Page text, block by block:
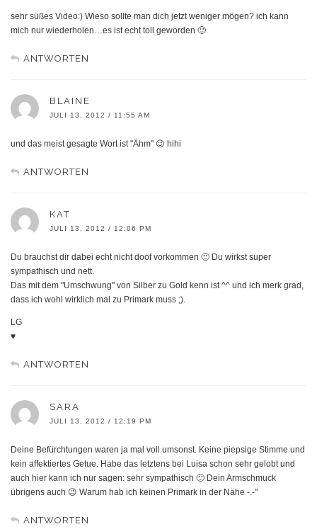
sehr süßes Video:) Wieso sollte man dich jetzt weniger mögen? ich kann
mich nur wiederholen…es ist echt toll geworden 🙂
ANTWORTEN
BLAINE
JULI 13, 2012 / 11:55 AM
und das meist gesagte Wort ist "Ähm" 😉 hihi
ANTWORTEN
KAT
JULI 13, 2012 / 12:06 PM
Du brauchst dir dabei echt nicht doof vorkommen 🙂 Du wirkst super
sympathisch und nett.
Das mit dem "Umschwung" von Silber zu Gold kenn ist ^^ und ich merk grad,
dass ich wohl wirklich mal zu Primark muss ;).
LG
♥
ANTWORTEN
SARA
JULI 13, 2012 / 12:19 PM
Deine Befürchtungen waren ja mal voll umsonst. Keine piepsige Stimme und
kein affektiertes Getue. Habe das letztens bei Luisa schon sehr gelobt und
auch hier kann ich nur sagen: sehr sympathisch 🙂 Dein Armschmuck
übrigens auch 😉 Warum hab ich keinen Primark in der Nähe -.-"
ANTWORTEN